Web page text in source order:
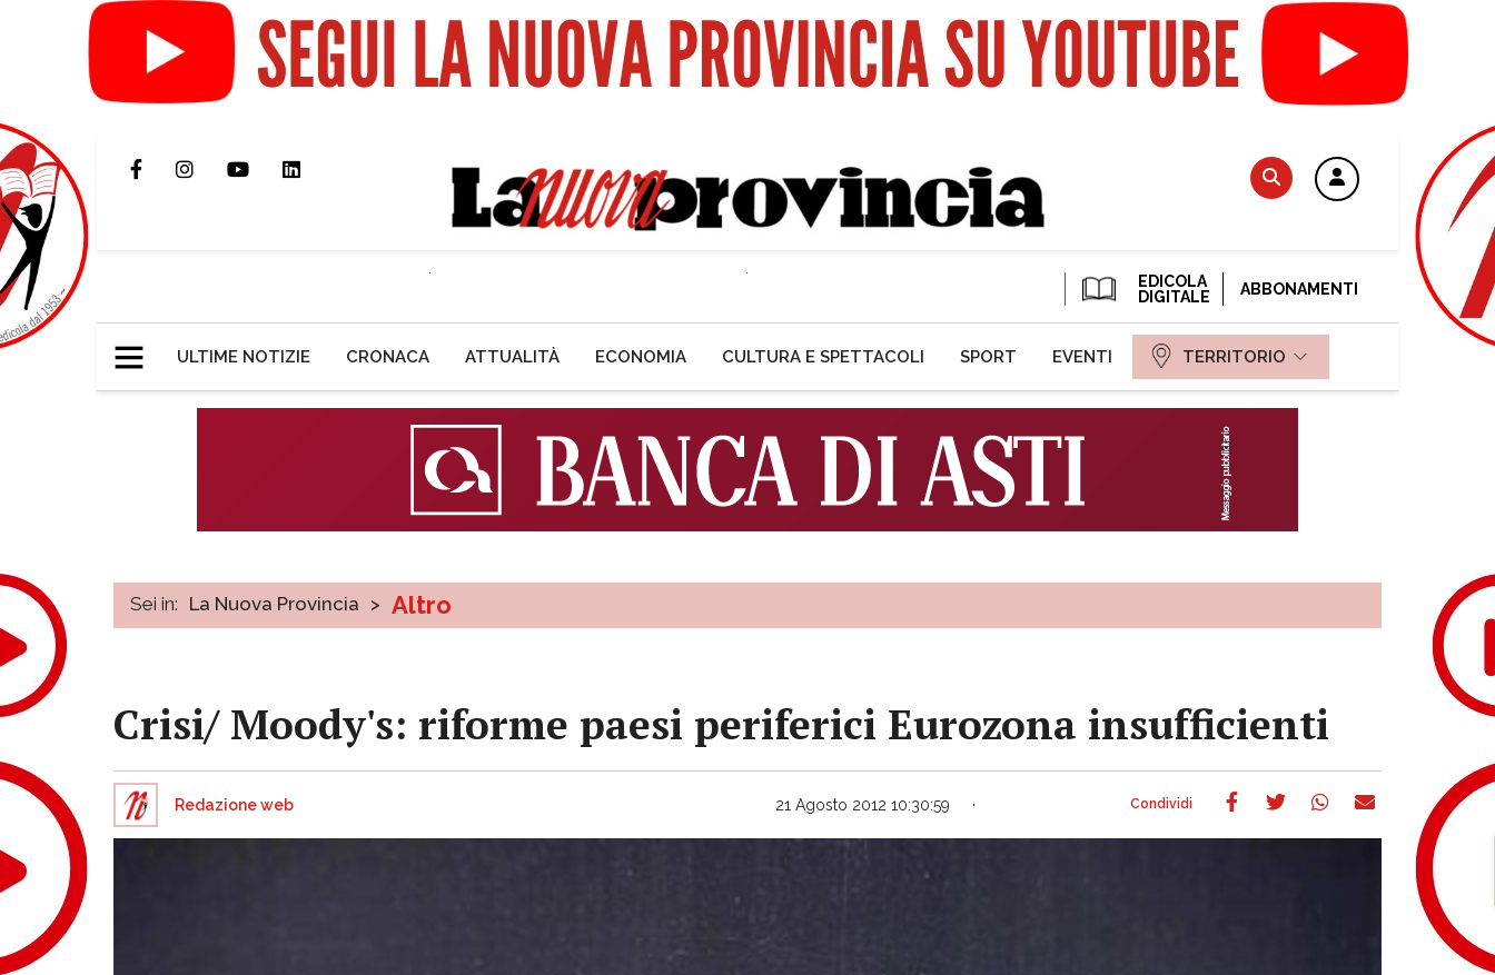
EDICOLA
DIGITALE
ABBONAMENTI
ULTIME NOTIZIE CRONACA ATTUALITÀ ECONOMIA CULTURA E SPETTACOLI SPORT EVENTI TERRITORIO
Sei in: La Nuova Provincia > Altro
Crisi/ Moody's: riforme paesi periferici Eurozona insufficienti
Redazione web 21 Agosto 2012 10:30:59